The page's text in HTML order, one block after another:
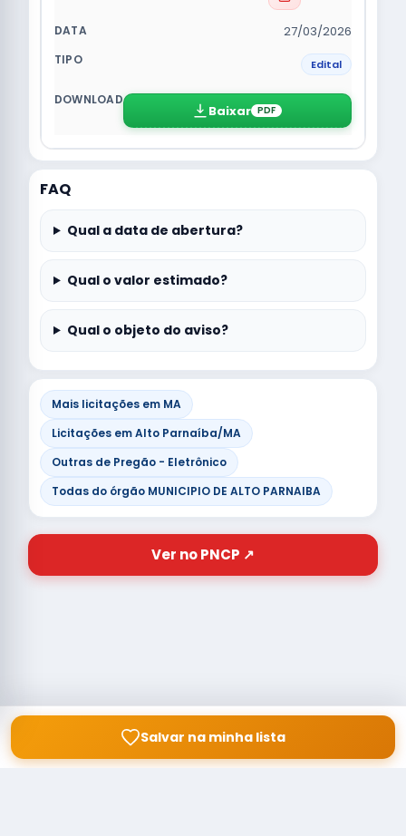
27/03/2026
Edital
Baixar PDF
FAQ
Qual a data de abertura?
Qual o valor estimado?
Qual o objeto do aviso?
Mais licitações em MA
Licitações em Alto Parnaíba/MA
Outras de Pregão - Eletrônico
Todas do órgão MUNICIPIO DE ALTO PARNAIBA
Ver no PNCP ↗
Salvar na minha lista